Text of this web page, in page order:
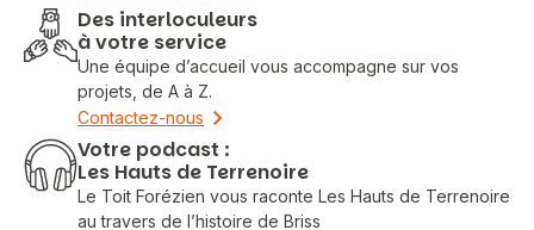
Des interloculeurs
à votre service
Une équipe d’accueil vous accompagne sur vos
projets, de A à Z.
Contactez-nous
Votre podcast :
Les Hauts de Terrenoire
Le Toit Forézien vous raconte Les Hauts de Terrenoire
au travers de l’histoire de Briss